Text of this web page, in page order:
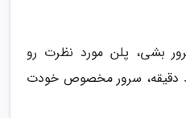
بشی، پلن مورد نظرت رو
دقیقه، سرور مخصوص خودت